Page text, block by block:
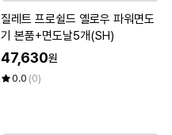
질레트 프로쉴드 옐로우 파워면도
기 본품+면도날5개(SH)
47,630원
0.0 (0)